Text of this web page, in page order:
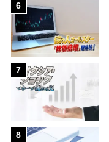
6
7
8